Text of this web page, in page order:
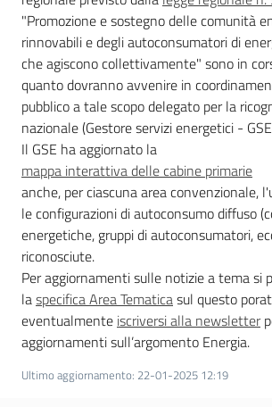
Leggi Atti Bandi
Piani Programmi
Progetti
"Promozione e sostegno delle comunità
rinnovabili e degli autoconsumatori di
che agiscono collettivamente" sono in
quanto dovranno avvenire in
pubblico a tale scopo delegato per la
nazionale (Gestore servizi energetici -
Il GSE ha aggiornato la
mappa interattiva delle cabine primarie
anche, per ciascuna area convenzionale,
le configurazioni di autoconsumo diffuso
energetiche, gruppi di autoconsumatori,
riconosciute.
Per aggiornamenti sulle notizie a tema si
laspecifica Area Tematicasul questo
eventualmente iscriversi alla newsletter
aggiornamenti sull’argomento Energia.
Ultimo aggiornamento: 22-01-2025 12:19